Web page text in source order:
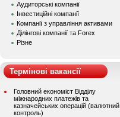
Аудиторські компанії
Інвестиційні компанії
Компанії з управління активами
Ділінгові компанії та Forex
Різне
Термінові вакансії
Головний економіст Відділу
міжнародних платежів та
казначейських операцій (валютний
контроль)